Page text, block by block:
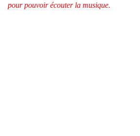
pour pouvoir écouter la musique.